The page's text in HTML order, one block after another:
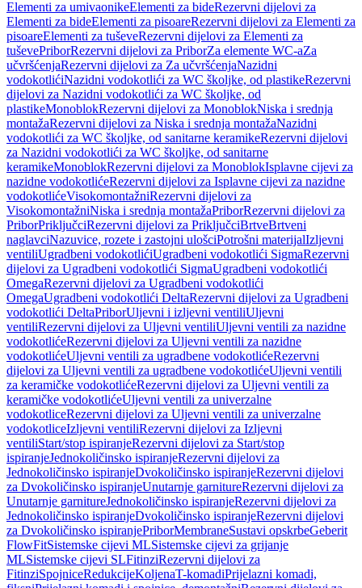
Elementi za umivaonikeElementi za bideRezervni dijelovi za
Elementi za bideElementi za pisoareRezervni dijelovi za Elementi za
pisoareElementi za tuševeRezervni dijelovi za Elementi za
tuševePriborRezervni dijelovi za PriborZa elemente WC-aZa
učvršćenjaRezervni dijelovi za Za učvršćenjaNazidni
vodokotlićiNazidni vodokotlići za WC školjke, od plastikeRezervni
dijelovi za Nazidni vodokotlići za WC školjke, od
plastikeMonoblokRezervni dijelovi za MonoblokNiska i srednja
montažaRezervni dijelovi za Niska i srednja montažaNazidni
vodokotlići za WC školjke, od sanitarne keramikeRezervni dijelovi
za Nazidni vodokotlići za WC školjke, od sanitarne
keramikeMonoblokRezervni dijelovi za MonoblokIsplavne cijevi za
nazidne vodokotlićeRezervni dijelovi za Isplavne cijevi za nazidne
vodokotlićeVisokomontažniRezervni dijelovi za
VisokomontažniNiska i srednja montažaPriborRezervni dijelovi za
PriborPriključciRezervni dijelovi za PriključciBrtveBrtveni
naglavciNazuvice, rozete i zastojni ulošciPotrošni materijalIzljevni
ventiliUgradbeni vodokotlićiUgradbeni vodokotlići SigmaRezervni
dijelovi za Ugradbeni vodokotlići SigmaUgradbeni vodokotlići
OmegaRezervni dijelovi za Ugradbeni vodokotlići
OmegaUgradbeni vodokotlići DeltaRezervni dijelovi za Ugradbeni
vodokotlići DeltaPriborUljevni i izljevni ventiliUljevni
ventiliRezervni dijelovi za Uljevni ventiliUljevni ventili za nazidne
vodokotlićeRezervni dijelovi za Uljevni ventili za nazidne
vodokotlićeUljevni ventili za ugradbene vodokotlićeRezervni
dijelovi za Uljevni ventili za ugradbene vodokotlićeUljevni ventili
za keramičke vodokotlićeRezervni dijelovi za Uljevni ventili za
keramičke vodokotlićeUljevni ventili za univerzalne
vodokotliceRezervni dijelovi za Uljevni ventili za univerzalne
vodokotliceIzljevni ventiliRezervni dijelovi za Izljevni
ventiliStart/stop ispiranjeRezervni dijelovi za Start/stop
ispiranjeJednokoličinsko ispiranjeRezervni dijelovi za
Jednokoličinsko ispiranjeDvokoličinsko ispiranjeRezervni dijelovi
za Dvokoličinsko ispiranjeUnutarnje garnitureRezervni dijelovi za
Unutarnje garnitureJednokoličinsko ispiranjeRezervni dijelovi za
Jednokoličinsko ispiranjeDvokoličinsko ispiranjeRezervni dijelovi
za Dvokoličinsko ispiranjePriborMembraneSustavi opskrbeGeberit
FlowFitSistemske cijevi MLSistemske cijevi za grijanje
MLSistemske cijevi SLFitinziRezervni dijelovi za
FitinziSpojniceRedukcijeKoljenaT-komadiPrijelazni komadi,